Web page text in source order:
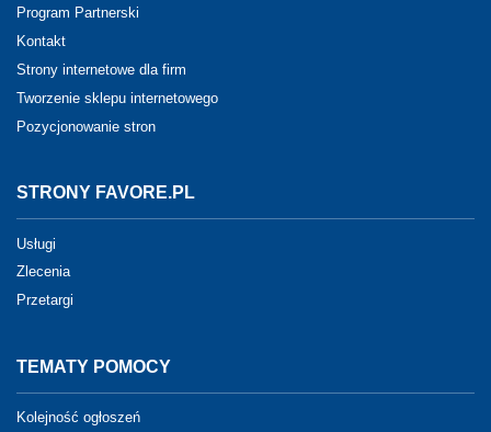
Program Partnerski
Kontakt
Strony internetowe dla firm
Tworzenie sklepu internetowego
Pozycjonowanie stron
STRONY FAVORE.PL
Usługi
Zlecenia
Przetargi
TEMATY POMOCY
Kolejność ogłoszeń